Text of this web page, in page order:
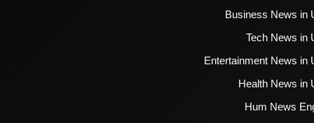
Business News in
Tech News in
Entertainment News in
Health News in
Hum News